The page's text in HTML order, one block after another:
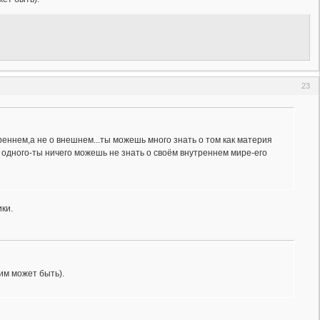
23
не о внешнем...ты можешь много знать о том как материя
ты ничего можешь не знать о своём внутреннем мире-его
может быть).